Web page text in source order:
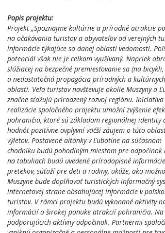
Popis projektu:
Projekt „Spoznajme kultúrne a prírodné atrakcie
na očakávania turistov a obyvateľov od verejných
informácie týkajúce sa danej oblasti vedomostí.
potenciál však nie je celkom využívaný. Napriek
slúžiacej na bezpečné premiesťovanie sa (na
a nedostatočná propagácia prírodných a
oblasti. Veľa turistov navštevuje okolie Muszyny a
značne sťažujú prirodzený rozvoj regiónu.
realizácie spoločného projektu umožní zvýšenie
pohraničia, ktoré sú základom regionálnej identity
hodnôt pozitívne ovplyvní väčší záujem o túto
výletov. Postavené altánky v Ľubotíne na súčasnom
chodníku budú pohodlným miestom pre
na tabuliach budú uvedené prírodopisné
pretekov, súťaží pre deti a rodiny, ukáže, ako
Muszyne bude doplňovať turistických informačný
internetovej strane obsahujúcej informácie v
turistov. V rámci projektu budú vykonané aktivity
informácií o širokej ponuke atrakcií pohraničia.
podporujúcich aktívny odpočinok. Partnermi
Rozlicz PIT